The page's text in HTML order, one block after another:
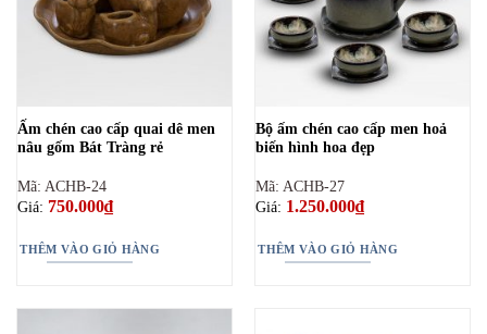
Ấm chén cao cấp quai dê men
nâu gốm Bát Tràng rẻ
Mã: ACHB-24
Giá: 750.000₫
THÊM VÀO GIỎ HÀNG
Bộ ấm chén cao cấp men hoả
biến hình hoa đẹp
Mã: ACHB-27
Giá: 1.250.000₫
THÊM VÀO GIỎ HÀNG